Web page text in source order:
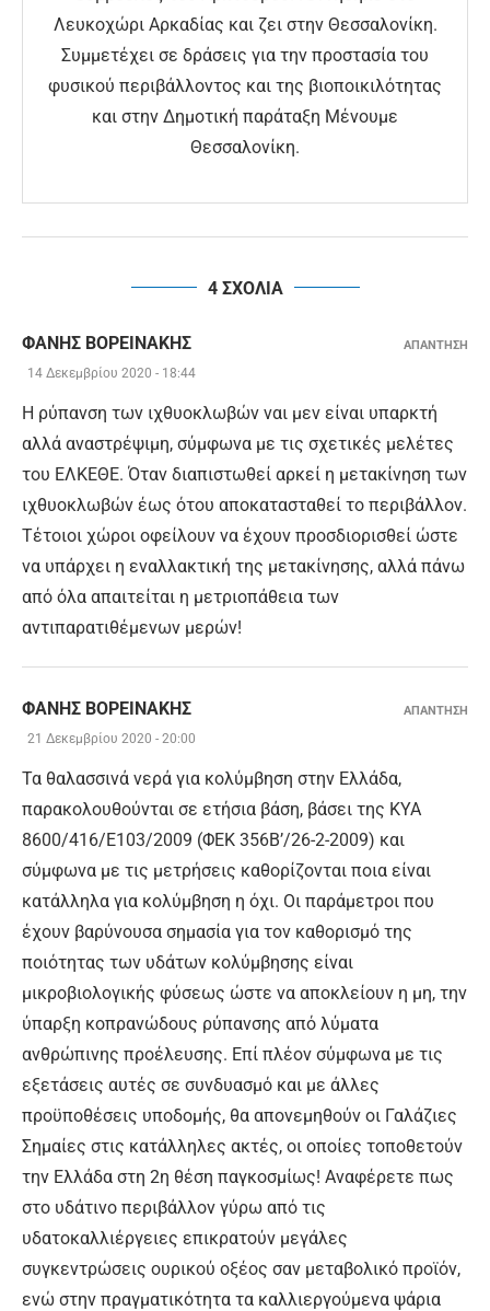
Λευκοχώρι Αρκαδίας και ζει στην Θεσσαλονίκη.
Συμμετέχει σε δράσεις για την προστασία του
φυσικού περιβάλλοντος και της βιοποικιλότητας
και στην Δημοτική παράταξη Μένουμε
Θεσσαλονίκη.
4 ΣΧΟΛΙΑ
ΦΑΝΗΣ ΒΟΡΕΙΝΑΚΗΣ
14 Δεκεμβρίου 2020 - 18:44
Η ρύπανση των ιχθυοκλωβών ναι μεν είναι υπαρκτή
αλλά αναστρέψιμη, σύμφωνα με τις σχετικές μελέτες
του ΕΛΚΕΘΕ. Όταν διαπιστωθεί αρκεί η μετακίνηση των
ιχθυοκλωβών έως ότου αποκατασταθεί το περιβάλλον.
Τέτοιοι χώροι οφείλουν να έχουν προσδιορισθεί ώστε
να υπάρχει η εναλλακτική της μετακίνησης, αλλά πάνω
από όλα απαιτείται η μετριοπάθεια των
αντιπαρατιθέμενων μερών!
ΑΠΑΝΤΗΣΗ
ΦΑΝΗΣ ΒΟΡΕΙΝΑΚΗΣ
21 Δεκεμβρίου 2020 - 20:00
Τα θαλασσινά νερά για κολύμβηση στην Ελλάδα,
παρακολουθούνται σε ετήσια βάση, βάσει της ΚΥΑ
8600/416/Ε103/2009 (ΦΕΚ 356Β’/26-2-2009) και
σύμφωνα με τις μετρήσεις καθορίζονται ποια είναι
κατάλληλα για κολύμβηση η όχι. Οι παράμετροι που
έχουν βαρύνουσα σημασία για τον καθορισμό της
ποιότητας των υδάτων κολύμβησης είναι
μικροβιολογικής φύσεως ώστε να αποκλείουν η μη, την
ύπαρξη κοπρανώδους ρύπανσης από λύματα
ανθρώπινης προέλευσης. Επί πλέον σύμφωνα με τις
εξετάσεις αυτές σε συνδυασμό και με άλλες
προϋποθέσεις υποδομής, θα απονεμηθούν οι Γαλάζιες
Σημαίες στις κατάλληλες ακτές, οι οποίες τοποθετούν
την Ελλάδα στη 2η θέση παγκοσμίως! Αναφέρετε πως
στο υδάτινο περιβάλλον γύρω από τις
υδατοκαλλιέργειες επικρατούν μεγάλες
συγκεντρώσεις ουρικού οξέος σαν μεταβολικό προϊόν,
ενώ στην πραγματικότητα τα καλλιεργούμενα ψάρια
ΑΠΑΝΤΗΣΗ